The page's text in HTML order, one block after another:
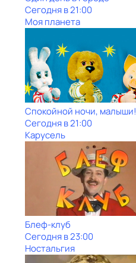
Сегодня в 21:00
Моя планета
Спокойной ночи, малыши!
Сегодня в 21:00
Карусель
Блеф-клуб
Сегодня в 23:00
Ностальгия